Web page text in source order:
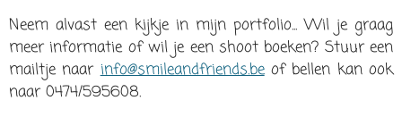
Neem alvast een kijkje in mijn portfolio... Wil je graag
meer informatie of wil je een shoot boeken? Stuur een
mailtje naarinfo@smileandfriends.beof bellen kan ook
naar 0474/595608.